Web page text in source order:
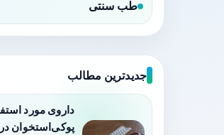
طب سنتی
جدیدترین مطالب
داروی مورد
پوکی‌استخوان